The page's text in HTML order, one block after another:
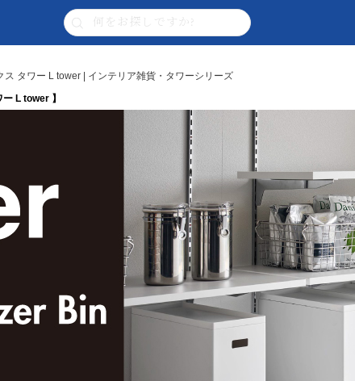
タワー L tower | インテリア雑貨・タワーシリーズ
L tower 】